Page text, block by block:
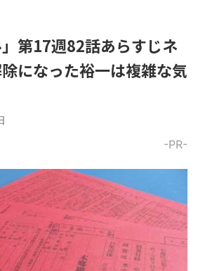
第17週82話あらすじネ
になった裕一は複雑な気
-PR-